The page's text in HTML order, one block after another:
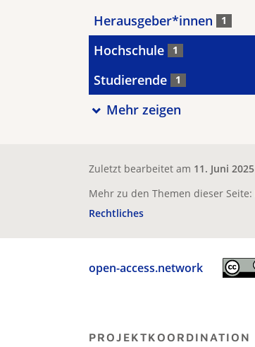
Herausgeber*innen 1
Hochschule 1
Studierende 1
Mehr zeigen
Zuletzt bearbeitet am 11. Juni 2025
Mehr zu den Themen dieser Seite:
Rechtliches
open-access.network
PROJEKTKOORDINATION